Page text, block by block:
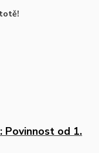
Povinnost od 1.